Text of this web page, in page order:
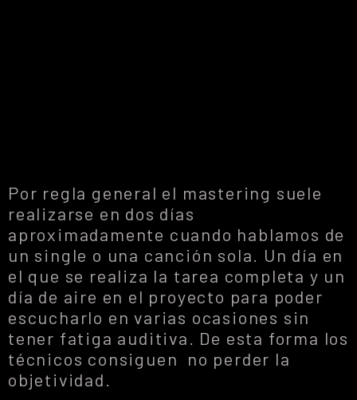
Por regla general el mastering suele
realizarse en dos días
aproximadamente cuando hablamos de
un single o una canción sola. Un día en
el que se realiza la tarea completa y un
día de aire en el proyecto para poder
escucharlo en varias ocasiones sin
tener fatiga auditiva. De esta forma los
técnicos consiguen no perder la
objetividad.